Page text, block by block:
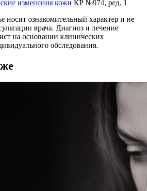
изменения кожи КР №974, ред. 1
носит ознакомительный характер и не
врача. Диагноз и лечение
на основании клинических
обследования.